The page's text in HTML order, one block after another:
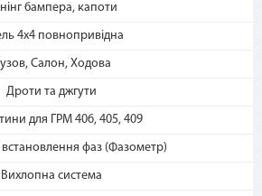
бампера, капоти
4х4 повнопривідна
Салон, Ходова
Дроти та джгути
для ГРМ 406, 405, 409
фаз (Фазометр)
Вихлопна система
оплаты –
рассрочка»